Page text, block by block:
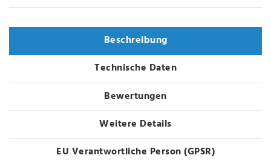
Beschreibung
Technische Daten
Bewertungen
Weitere Details
EU Verantwortliche Person (GPSR)